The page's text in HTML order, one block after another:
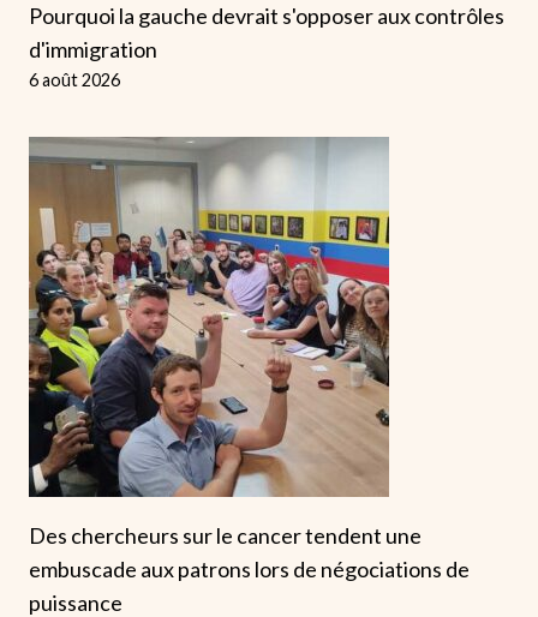
Pourquoi la gauche devrait s'opposer aux contrôles
d'immigration
6 août 2026
Des chercheurs sur le cancer tendent une
embuscade aux patrons lors de négociations de
puissance